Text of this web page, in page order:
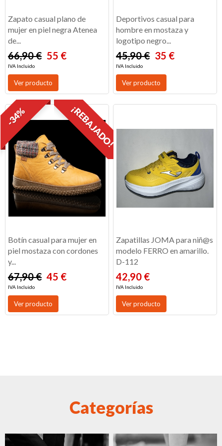
Zapato casual plano de
mujer en piel negra Atenea
de...
66,90 € 55 €
IVA Incluido
Ver producto
Deportivos casual para
hombre en mostaza y
logotipo negro...
45,90 € 35 €
IVA Incluido
Ver producto
¡REBAJADO!
-34%
Botín casual para mujer en
piel mostaza con cordones
y...
67,90 € 45 €
IVA Incluido
Ver producto
Zapatillas JOMA para niñ@s
modelo FERRO en amarillo.
D-112
42,90 €
IVA Incluido
Ver producto
Categorías